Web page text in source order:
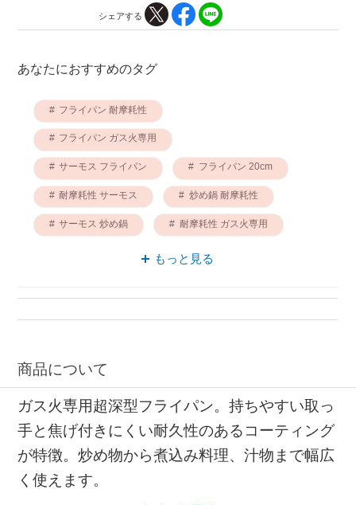
シェアする
あなたにおすすめのタグ
フライパン 耐摩耗性
フライパン ガス火専用
サーモス フライパン フライパン 20cm
耐摩耗性 サーモス 炒め鍋 耐摩耗性
サーモス 炒め鍋 耐摩耗性 ガス火専用
炒め鍋 ガス火専用
もっと見る
商品について
ガス火専用超深型フライパン。持ちやすい取っ
手と焦げ付きにくい耐久性のあるコーティング
が特徴。炒め物から煮込み料理、汁物まで幅広
く使えます。